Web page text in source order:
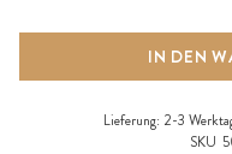
IN DEN
Lieferung: 2-3
SKU